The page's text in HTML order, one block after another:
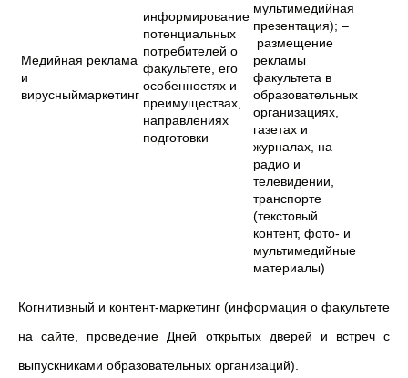
Медийная реклама
и
вирусныймаркетинг
информирование
потенциальных
потребителей о
факультете, его
особенностях и
преимуществах,
направлениях
подготовки
мультимедийная
презентация); –
размещение
рекламы
факультета в
образовательных
организациях,
газетах и
журналах, на
радио и
телевидении,
транспорте
(текстовый
контент, фото- и
мультимедийные
материалы)
Когнитивный и контент-маркетинг (информация о факультете
на сайте, проведение Дней открытых дверей и встреч с
выпускниками образовательных организаций).